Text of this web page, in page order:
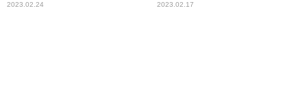
2023.02.24 2023.02.17